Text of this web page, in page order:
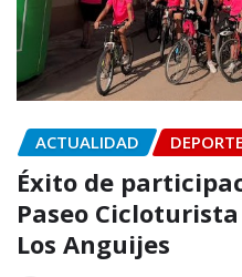
ACTUALIDAD DEPORTE
Éxito de
Paseo
Los Anguijes